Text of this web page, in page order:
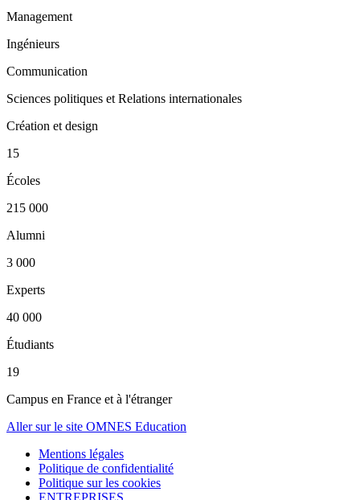
Management
Ingénieurs
Communication
Sciences politiques et Relations internationales
Création et design
15
Écoles
215 000
Alumni
3 000
Experts
40 000
Étudiants
19
Campus en France et à l'étranger
Aller sur le site OMNES Education
Mentions légales
Politique de confidentialité
Politique sur les cookies